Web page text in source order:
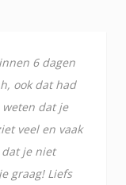
6 dagen
ook dat had
dat je
veel en vaak
dat je niet
graag! Liefs